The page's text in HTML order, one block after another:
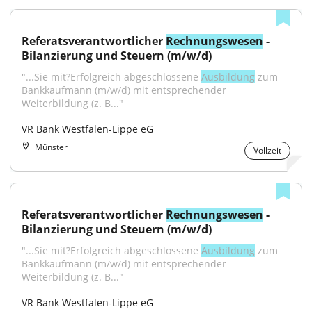
Referatsverantwortlicher Rechnungswesen -
Bilanzierung und Steuern (m/w/d)
"...Sie mit?Erfolgreich abgeschlossene Ausbildung zum
Bankkaufmann (m/w/d) mit entsprechender
Weiterbildung (z. B..."
VR Bank Westfalen-Lippe eG
Münster Vollzeit
Referatsverantwortlicher Rechnungswesen -
Bilanzierung und Steuern (m/w/d)
"...Sie mit?Erfolgreich abgeschlossene Ausbildung zum
Bankkaufmann (m/w/d) mit entsprechender
Weiterbildung (z. B..."
VR Bank Westfalen-Lippe eG